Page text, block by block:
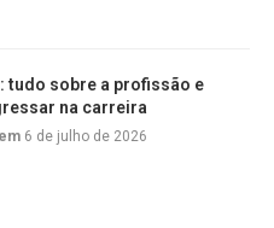
tudo sobre a profissão e
na carreira
6 de julho de 2026